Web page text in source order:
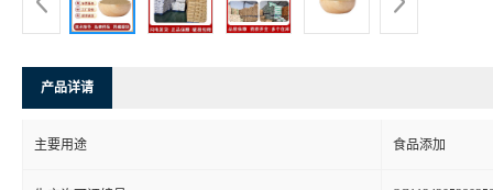
产品详请
主要用途 食品添加